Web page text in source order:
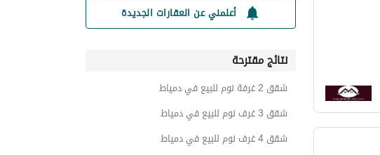
أعلمني عن العقارات الجديدة
نتائج مقترحة
شقق 2 غرفة نوم للبيع في دمياط
شقق 3 غرف نوم للبيع في دمياط
شقق 4 غرف نوم للبيع في دمياط